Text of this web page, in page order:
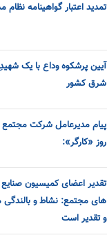
تمدید اعتبار گواهینامه نظام
آیین پرشکوه وداع با یک
شرق کشور
پیام مدیرعامل شرکت مجتمع
روز «کارگر»:
تقدیر اعضای کمیسیون
های مجتمع: نشاط و
و تقدیر است